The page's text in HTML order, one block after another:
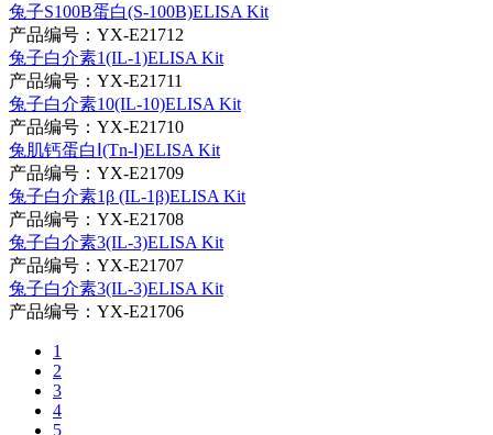
兔子S100B蛋白(S-100B)ELISA Kit
产品编号：YX-E21712
兔子白介素1(IL-1)ELISA Kit
产品编号：YX-E21711
兔子白介素10(IL-10)ELISA Kit
产品编号：YX-E21710
兔肌钙蛋白Ⅰ(Tn-Ⅰ)ELISA Kit
产品编号：YX-E21709
兔子白介素1β (IL-1β)ELISA Kit
产品编号：YX-E21708
兔子白介素3(IL-3)ELISA Kit
产品编号：YX-E21707
兔子白介素3(IL-3)ELISA Kit
产品编号：YX-E21706
1
2
3
4
5